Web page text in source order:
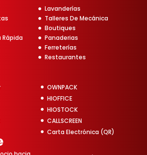
Lavanderías
Talleres De Mecánica
Boutiques
Rápida
Panaderias
Ferreterías
Restaurantes
OWNPACK
HIOFFICE
HIOSTOCK
CALLSCREEN
Carta Electrónica (QR)